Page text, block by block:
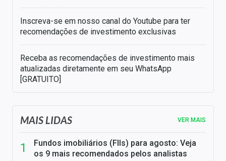
Inscreva-se em nosso canal do Youtube para ter
recomendações de investimento exclusivas
Receba as recomendações de investimento mais
atualizadas diretamente em seu WhatsApp
[GRATUITO]
MAIS LIDAS VER MAIS
Fundos imobiliários (FIIs) para agosto: Veja
os 9 mais recomendados pelos analistas